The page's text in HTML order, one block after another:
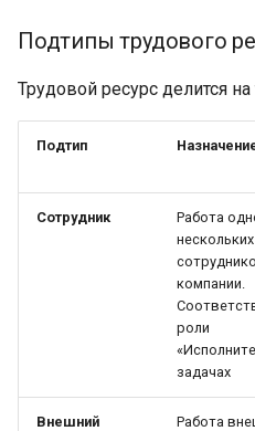
колонки
Табель трудозатрат
(пользовательский)
отображения
Навигация и периоды и
Подтипы трудового
Трудовой ресурс делится на
Подтип
Сотрудник
Работа
нескольких
компании.
роли
задачах
Внешний
Работа